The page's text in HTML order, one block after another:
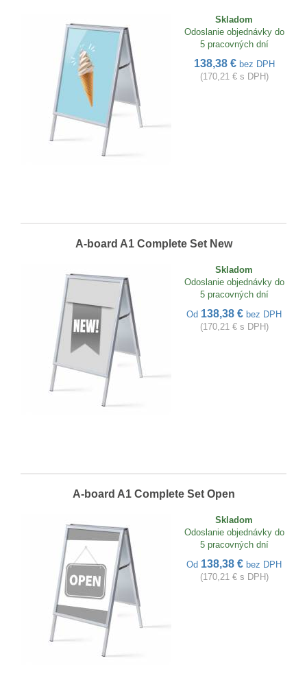
Skladom
Odoslanie objednávky do
5 pracovných dní
138,38 € bez DPH
(170,21 € s DPH)
A-board A1 Complete Set New
Skladom
Odoslanie objednávky do
5 pracovných dní
Od 138,38 € bez DPH
(170,21 € s DPH)
A-board A1 Complete Set Open
Skladom
Odoslanie objednávky do
5 pracovných dní
Od 138,38 € bez DPH
(170,21 € s DPH)